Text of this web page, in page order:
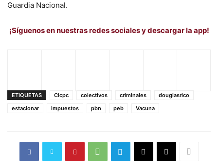
Guardia Nacional.
¡Síguenos en nuestras redes sociales y descargar la app!
ETIQUETAS Cicpc colectivos criminales
douglasrico
estacionar
impuestos pbn peb Vacuna